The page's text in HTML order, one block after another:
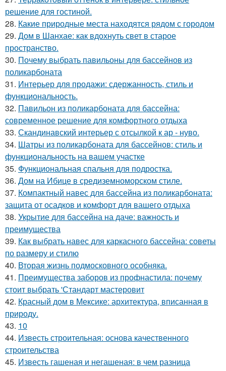
решение для гостиной.
28. Какие природные места находятся рядом с городом
29. Дом в Шанхае: как вдохнуть свет в старое
пространство.
30. Почему выбрать павильоны для бассейнов из
поликарбоната
31. Интерьер для продажи: сдержанность, стиль и
функциональность.
32. Павильон из поликарбоната для бассейна:
современное решение для комфортного отдыха
33. Скандинавский интерьер с отсылкой к ар - нуво.
34. Шатры из поликарбоната для бассейнов: стиль и
функциональность на вашем участке
35. Функциональная спальня для подростка.
36. Дом на Ибице в средиземноморском стиле.
37. Компактный навес для бассейна из поликарбоната:
защита от осадков и комфорт для вашего отдыха
38. Укрытие для бассейна на даче: важность и
преимущества
39. Как выбрать навес для каркасного бассейна: советы
по размеру и стилю
40. Вторая жизнь подмосковного особняка.
41. Преимущества заборов из профнастила: почему
стоит выбрать 'Стандарт мастеровит
42. Красный дом в Мексике: архитектура, вписанная в
природу.
43. 10
44. Известь строительная: основа качественного
строительства
45. Известь гашеная и негашеная: в чем разница